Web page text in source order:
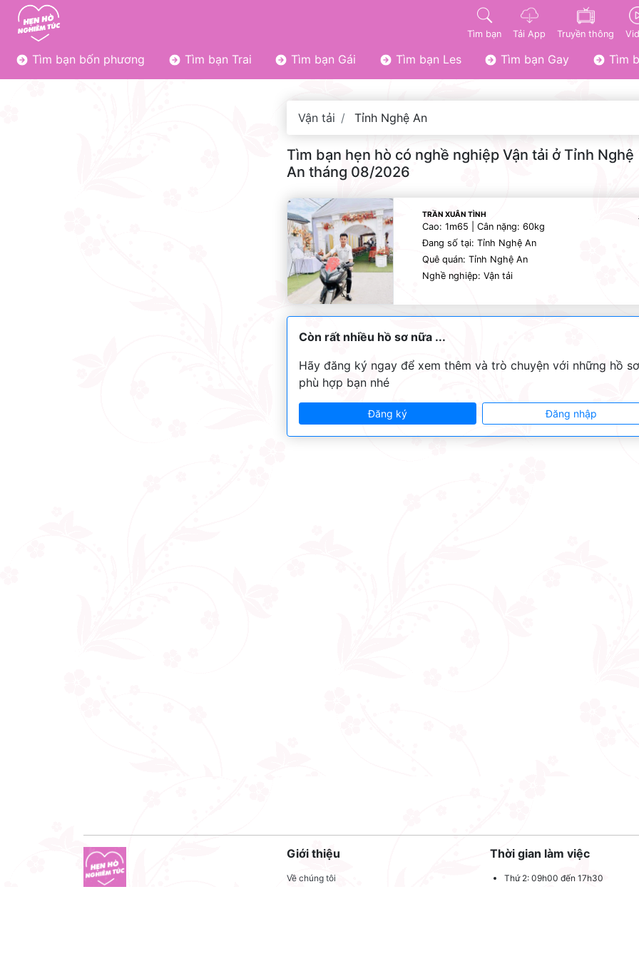
Tìm bạn Tải App Truyền thông
Tìm bạn bốn phương Tìm bạn Trai Tìm bạn Gái Tìm bạn Les Tìm bạn Gay Tìm
Vận tải Tỉnh Nghệ An
Tìm bạn hẹn hò có nghề nghiệp Vận tải ở Tỉnh Nghệ
An tháng 08/2026
TRẦN XUÂN TÌNH
Cao: 1m65 | Cân nặng: 60kg
Đang số tại: Tỉnh Nghệ An
Quê quán: Tỉnh Nghệ An
Nghề nghiệp: Vận tải
Còn rất nhiều hồ sơ nữa ...
Hãy đăng ký ngay để xem thêm và trò chuyện với những hồ sơ
phù hợp bạn nhé
Đăng ký Đăng nhập
Giới thiệu
Về chúng tôi
Thời gian làm việc
Thứ 2: 09h00 đến 17h30